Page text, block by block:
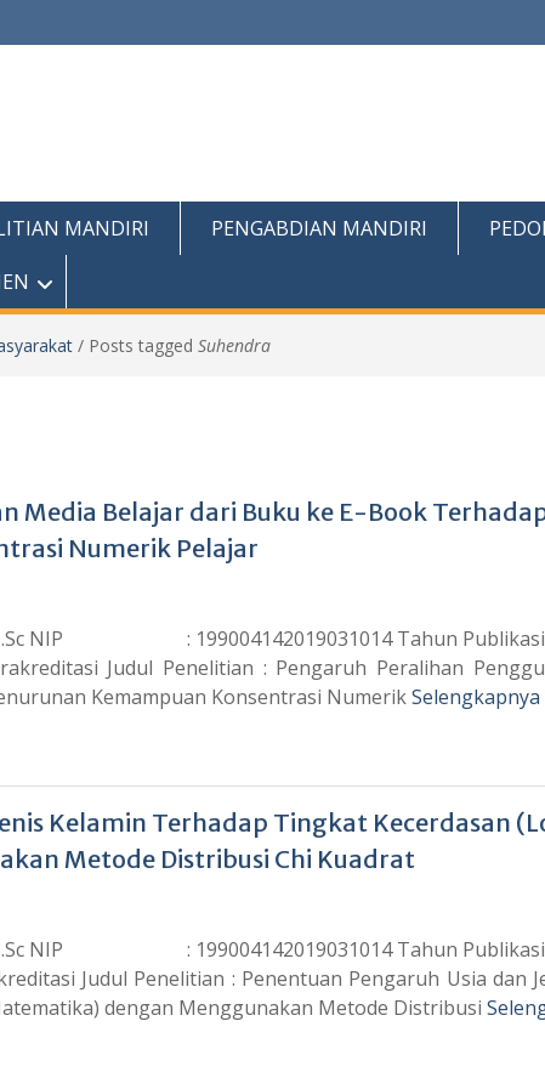
MANDIRI PENGABDIAN MANDIRI
/ Posts tagged Suhendra
Media Belajar dari Buku ke E-Book
Numerik Pelajar
NIP : 199004142019031014 Tahun Publikasi :
Judul Penelitian : Pengaruh Peralihan
Kemampuan Konsentrasi NumerikSelengkapnya
Kelamin Terhadap Tingkat Kecerdasan
Metode Distribusi Chi Kuadrat
NIP : 199004142019031014 Tahun Publikasi :
Judul Penelitian : Penentuan Pengaruh Usia dan
dengan Menggunakan Metode Distribusi